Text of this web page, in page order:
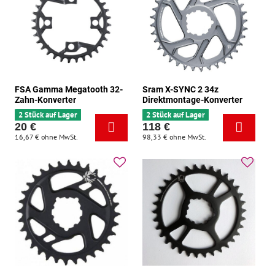
FSA Gamma Megatooth 32-
Zahn-Konverter
2 Stück auf Lager
20 €
16,67 € ohne MwSt.
Sram X-SYNC 2 34z
Direktmontage-Konverter
2 Stück auf Lager
118 €
98,33 € ohne MwSt.